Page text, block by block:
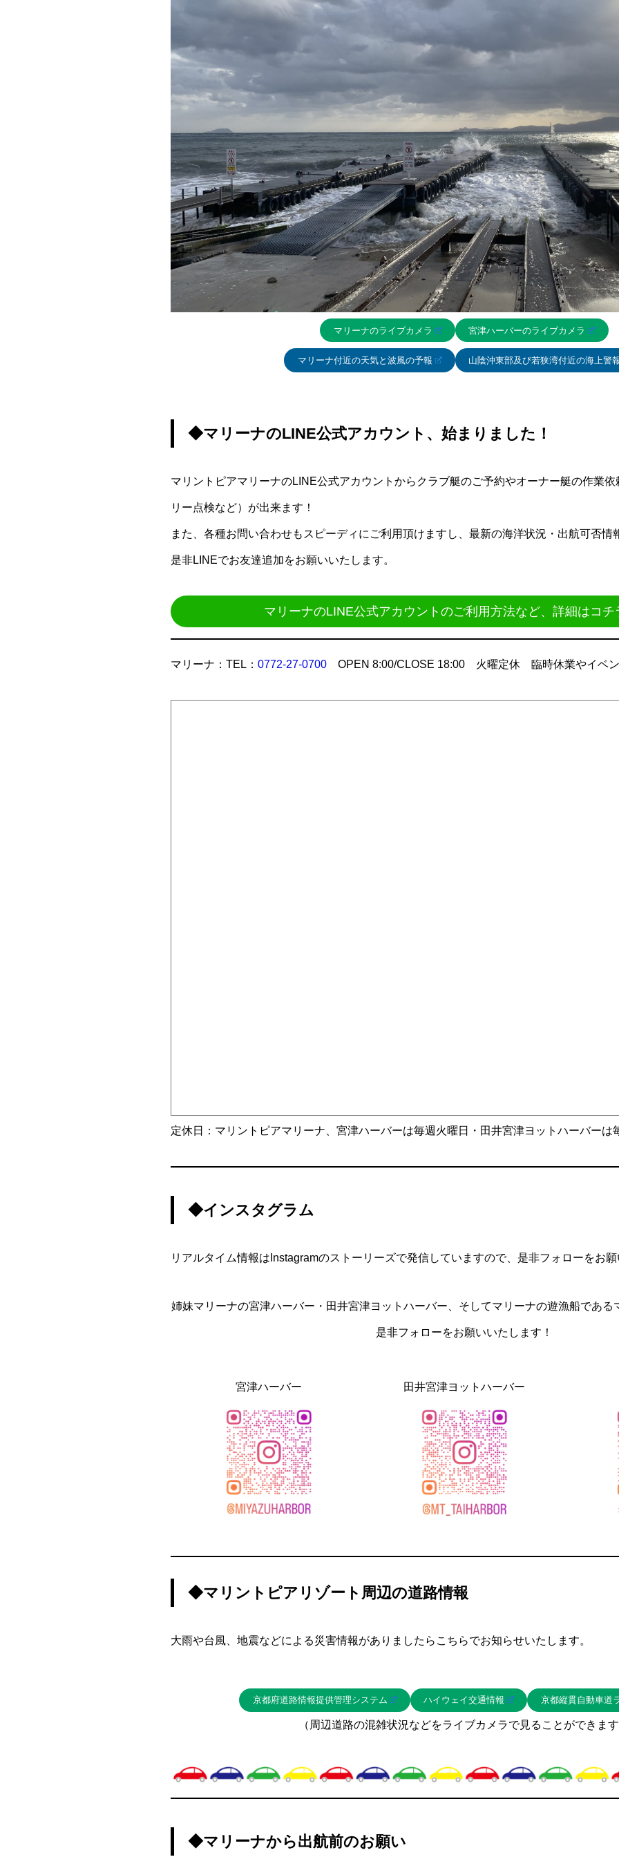
マリーナのライブカメラ 宮津ハーバーのライブカメラ
マリーナ付近の天気と波風の予報 山陰沖東部及び若狭湾付近の海上警
◆マリーナのLINE公式アカウント、始まりました！
マリントピアマリーナのLINE公式アカウントからクラブ艇のご予約やオーナー艇の作業
リー点検など）が出来ます！
また、各種お問い合わせもスピーディにご利用頂けますし、最新の海洋状況・出航可否情
是非LINEでお友達追加をお願いいたします。
マリーナのLINE公式アカウントのご利用方法など、詳細はコチ
マリーナ：TEL： 0772-27-0700 OPEN 8:00/CLOSE 18:00 火曜定休 臨時休業やイベン
定休日：マリントピアマリーナ、宮津ハーバーは毎週火曜日・田井宮津ヨットハーバーは
◆インスタグラム
リアルタイム情報はInstagramのストーリーズで発信していますので、是非フォローをお願
姉妹マリーナの宮津ハーバー・田井宮津ヨットハーバー、そしてマリーナの遊漁船である
是非フォローをお願いいたします！
宮津ハーバー 田井宮津ヨットハーバー
◆マリントピアリゾート周辺の道路情報
大雨や台風、地震などによる災害情報がありましたらこちらでお知らせいたします。
京都府道路情報提供管理システム ハイウェイ交通情報 京都縦貫自動車道
（周辺道路の混雑状況などをライブカメラで見ることができます
◆マリーナから出航前のお願い